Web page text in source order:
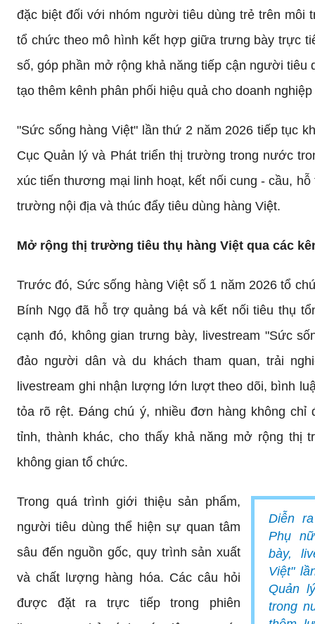
đặc biệt đối với nhóm người tiêu dùng trẻ trên
tổ chức theo mô hình kết hợp giữa trưng bày trực
số, góp phần mở rộng khả năng tiếp cận người tiêu
tạo thêm kênh phân phối hiệu quả cho doanh
"Sức sống hàng Việt" lần thứ 2 năm 2026 tiếp tục
Cục Quản lý và Phát triển thị trường trong nước
xúc tiến thương mại linh hoạt, kết nối cung - cầu,
trường nội địa và thúc đẩy tiêu dùng hàng Việt.
Mở rộng thị trường tiêu thụ hàng Việt qua các
Trước đó, Sức sống hàng Việt số 1 năm 2026 tổ
Bính Ngọ đã hỗ trợ quảng bá và kết nối tiêu thụ
cạnh đó, không gian trưng bày, livestream "Sức
đảo người dân và du khách tham quan, trải
livestream ghi nhận lượng lớn lượt theo dõi, bình
tỏa rõ rệt. Đáng chú ý, nhiều đơn hàng không
tỉnh, thành khác, cho thấy khả năng mở rộng thị
không gian tổ chức.
Diễn
Phụ
bày,
Việt"
Quản
trong
Trong quá trình giới thiệu sản phẩm,
người tiêu dùng thể hiện sự quan tâm
sâu đến nguồn gốc, quy trình sản xuất
và chất lượng hàng hóa. Các câu hỏi
được đặt ra trực tiếp trong phiên